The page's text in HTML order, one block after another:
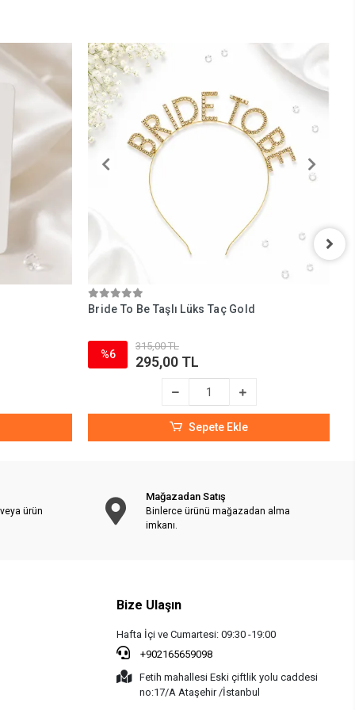
Bride To Be Taşlı Lüks Taç Gold
%6
315,00 TL
295,00 TL
Sepete Ekle
ürün
Mağazadan Satış
Binlerce ürünü mağazadan alma
imkanı.
Bize Ulaşın
Hafta İçi ve Cumartesi: 09:30 -19:00
+902165659098
Fetih mahallesi Eski çiftlik yolu caddesi
no:17/A Ataşehir /İstanbul